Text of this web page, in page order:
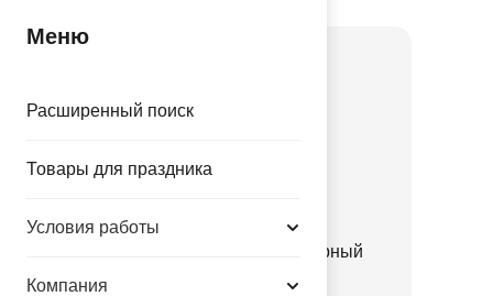
Меню
Расширенный поиск
Товары для праздника
Условия работы
Компания
Грузик д/шара Конус черный